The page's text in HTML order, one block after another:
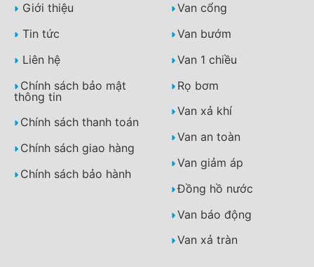
Giới thiệu
Tin tức
Liên hệ
Chính sách bảo mật
thông tin
Chính sách thanh toán
Chính sách giao hàng
Chính sách bảo hành
Van cổng
Van bướm
Van 1 chiều
Rọ bơm
Van xả khí
Van an toàn
Van giảm áp
Đồng hồ nước
Van báo động
Van xả tràn